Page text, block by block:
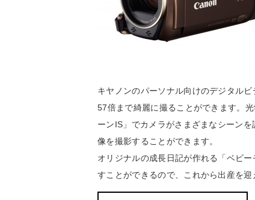
キヤノンのパーソナル向けのデジタル
57倍まで綺麗に撮ることができます。
ーンIS」でカメラがさまざまなシーン
像を撮影することができます。
オリジナルの成長日記が作れる「ベビ
すことができるので、これから出産を